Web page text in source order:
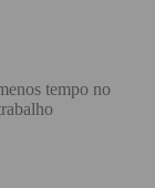
tempo no